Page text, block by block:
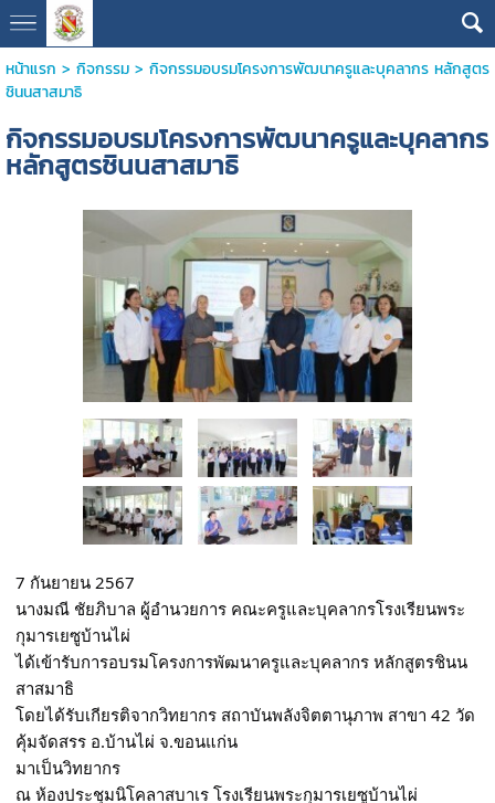
หน้าแรก > กิจกรรม> กิจกรรมอบรมโครงการพัฒนาครูและบุคลากร หลักสูตร
ชินนสาสมาธิ
กิจกรรมอบรมโครงการพัฒนาครูและบุคลากร
หลักสูตรชินนสาสมาธิ
7 กันยายน 2567
นางมณี ชัยภิบาล ผู้อำนวยการ คณะครูและบุคลากรโรงเรียนพระ
กุมารเยซูบ้านไผ่
ได้เข้ารับการอบรมโครงการพัฒนาครูและบุคลากร หลักสูตรชินน
สาสมาธิ
โดยได้รับเกียรติจากวิทยากร สถาบันพลังจิตตานุภาพ สาขา 42 วัด
คุ้มจัดสรร อ.บ้านไผ่ จ.ขอนแก่น
มาเป็นวิทยากร
ณ ห้องประชุมนิโคลาสบาเร โรงเรียนพระกุมารเยซูบ้านไผ่